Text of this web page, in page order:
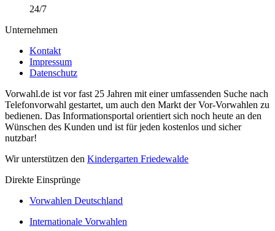
24/7
Unternehmen
Kontakt
Impressum
Datenschutz
Vorwahl.de ist vor fast 25 Jahren mit einer umfassenden Suche nach
Telefonvorwahl gestartet, um auch den Markt der Vor-Vorwahlen zu
bedienen. Das Informationsportal orientiert sich noch heute an den
Wünschen des Kunden und ist für jeden kostenlos und sicher
nutzbar!
Wir unterstützen den Kindergarten Friedewalde
Direkte Einsprünge
Vorwahlen Deutschland
Internationale Vorwahlen